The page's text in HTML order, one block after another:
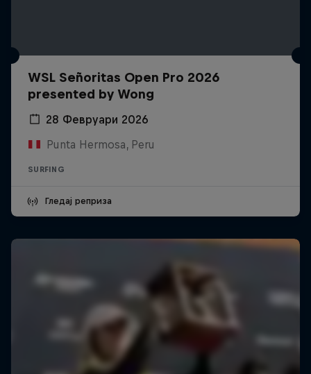
WSL Señoritas Open Pro 2026
presented by Wong
28 Февруари 2026
Punta Hermosa, Peru
SURFING
Гледај реприза